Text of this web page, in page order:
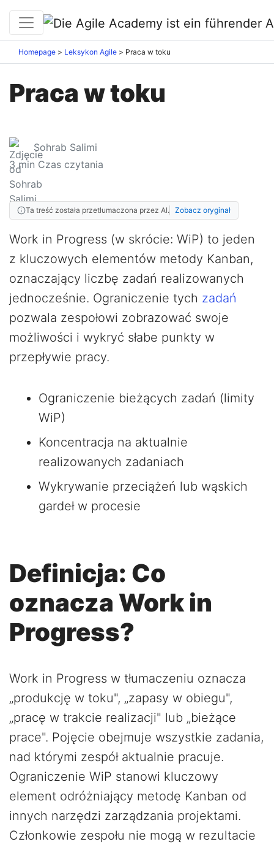
Homepage Leksykon Agile Praca w toku
Praca w toku
Sohrab Salimi
3min Czas czytania
Ta treść została przetłumaczona przez AI. Zobacz oryginał
Work in Progress (w skrócie: WiP) to jeden
z kluczowych elementów metody Kanban,
oznaczający liczbę zadań realizowanych
jednocześnie. Ograniczenie tych zadań
pozwala zespołowi zobrazować swoje
możliwości i wykryć słabe punkty w
przepływie pracy.
Ograniczenie bieżących zadań (limity
WiP)
Koncentracja na aktualnie
realizowanych zadaniach
Wykrywanie przeciążeń lub wąskich
gardeł w procesie
Definicja: Co
oznacza Work in
Progress?
Work in Progress w tłumaczeniu oznacza
„produkcję w toku", „zapasy w obiegu",
„pracę w trakcie realizacji" lub „bieżące
prace". Pojęcie obejmuje wszystkie zadania,
nad którymi zespół aktualnie pracuje.
Ograniczenie WiP stanowi kluczowy
element odróżniający metodę Kanban od
innych narzędzi zarządzania projektami.
Członkowie zespołu nie mogą w rezultacie